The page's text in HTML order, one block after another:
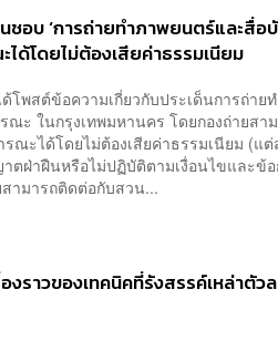
ชอบ ‘การถ่ายทำภาพยนตร์และสื่อบั
ด้โดยไม่ต้องเสียค่าธรรมเนียม
ด้โพสต์ข้อความเกี่ยวกับประเด็นการถ่าย
ะ ในกรุงเทพมหานคร โดยกองถ่ายสา
ะได้โดยไม่ต้องเสียค่าธรรมเนียม (แต่
ตฝ่าฝืนหรือไม่ปฏิบัติตามเงื่อนไขและข้
มารถติดต่อกับสวน...
ราวของเทคนิคที่รังสรรค์เหล่าตัวล